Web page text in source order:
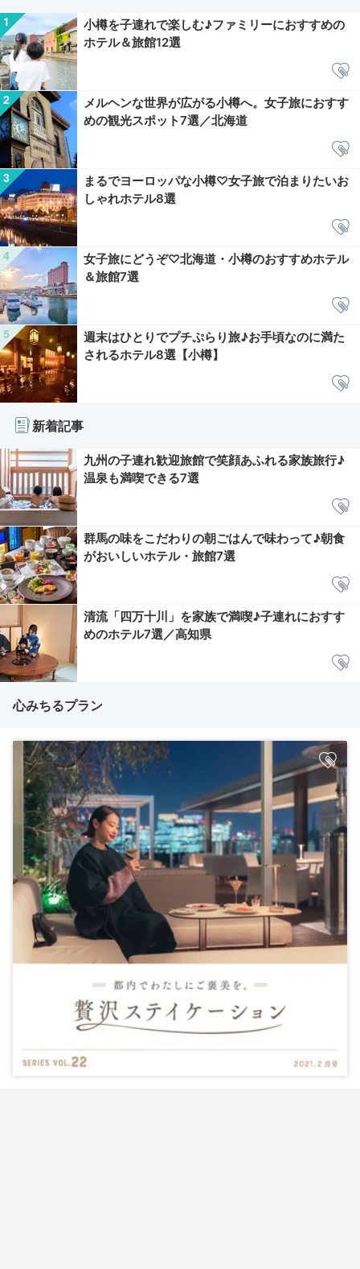
小樽を子連れで楽しむ♪ファミリーにおすすめの
ホテル＆旅館12選
メルヘンな世界が広がる小樽へ。女子旅におすす
めの観光スポット7選／北海道
まるでヨーロッパな小樽♡女子旅で泊まりたいお
しゃれホテル8選
女子旅にどうぞ♡北海道・小樽のおすすめホテル
＆旅館7選
週末はひとりでプチぷらり旅♪お手頃なのに満た
されるホテル8選【小樽】
新着記事
九州の子連れ歓迎旅館で笑顔あふれる家族旅行♪
温泉も満喫できる7選
群馬の味をこだわりの朝ごはんで味わって♪朝食
がおいしいホテル・旅館7選
清流「四万十川」を家族で満喫♪子連れにおすす
めのホテル7選／高知県
心みちるプラン